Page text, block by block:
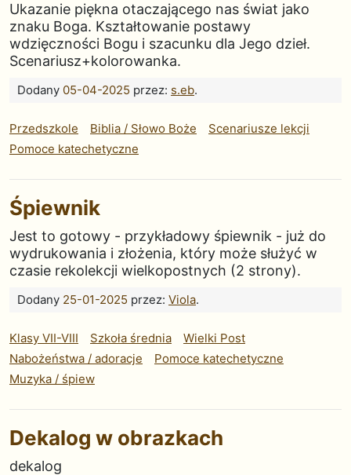
Ukazanie piękna otaczającego nas świat jako
znaku Boga. Kształtowanie postawy
wdzięczności Bogu i szacunku dla Jego dzieł.
Scenariusz+kolorowanka.
Dodany 05-04-2025 przez: s.eb.
Przedszkole Biblia / Słowo Boże
Scenariusze lekcji
Pomoce katechetyczne
Śpiewnik
Jest to gotowy - przykładowy śpiewnik - już do
wydrukowania i złożenia, który może służyć w
czasie rekolekcji wielkopostnych (2 strony).
Dodany 25-01-2025 przez: Viola.
Klasy VII-VIII Szkoła średnia
Wielki Post
Nabożeństwa / adoracje
Pomoce katechetyczne
Muzyka / śpiew
Dekalog w obrazkach
dekalog